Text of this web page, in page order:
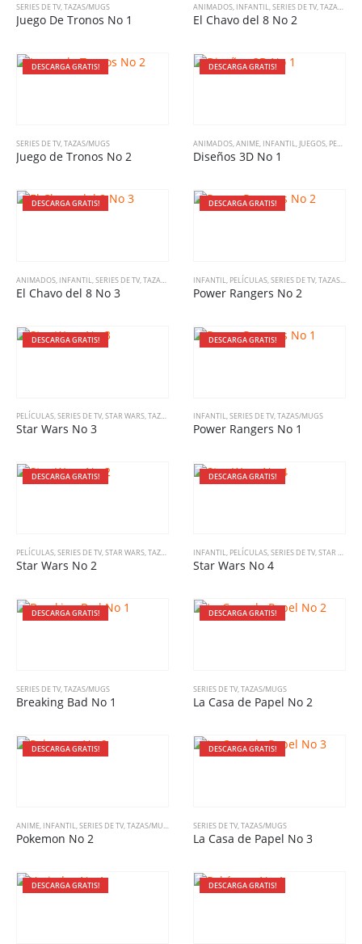
SERIES DE TV,TAZAS/MUGS
Juego De Tronos No 1
ANIMADOS, INFANTIL,SERIES DE TV,TAZAS/MUGS
El Chavo del 8 No 2
DESCARGA GRATIS!
SERIES DE TV,TAZAS/MUGS
Juego de Tronos No 2
DESCARGA GRATIS!
ANIMADOS,ANIME, INFANTIL, JUEGOS, PELÍCULAS
Diseños 3D No 1
DESCARGA GRATIS!
ANIMADOS INFANTIL SERIES DE TV TAZAS/MUGS
El Chavo del 8 No 3
DESCARGA GRATIS!
INFANTIL PELÍCULAS SERIES DE TV TAZAS/MUGS
Power Rangers No 2
DESCARGA GRATIS!
PELÍCULAS,SERIES DE TV,STAR WARS,TAZAS/MUGS
Star Wars No 3
DESCARGA GRATIS!
INFANTIL,SERIES DE TV,TAZAS/MUGS
Power Rangers No 1
DESCARGA GRATIS!
PELÍCULAS,SERIES DE TV,STAR WARS,TAZAS/MUGS
Star Wars No 2
DESCARGA GRATIS!
INFANTIL, PELÍCULAS,SERIES DE TV,STAR WARS
Star Wars No 4
DESCARGA GRATIS!
SERIES DE TV,TAZAS/MUGS
Breaking Bad No 1
DESCARGA GRATIS!
SERIES DE TV,TAZAS/MUGS
La Casa de Papel No 2
DESCARGA GRATIS!
ANIME, INFANTIL,SERIES DE TV,TAZAS/MUGS
Pokemon No 2
DESCARGA GRATIS!
SERIES DE TV,TAZAS/MUGS
La Casa de Papel No 3
DESCARGA GRATIS! DESCARGA GRATIS!